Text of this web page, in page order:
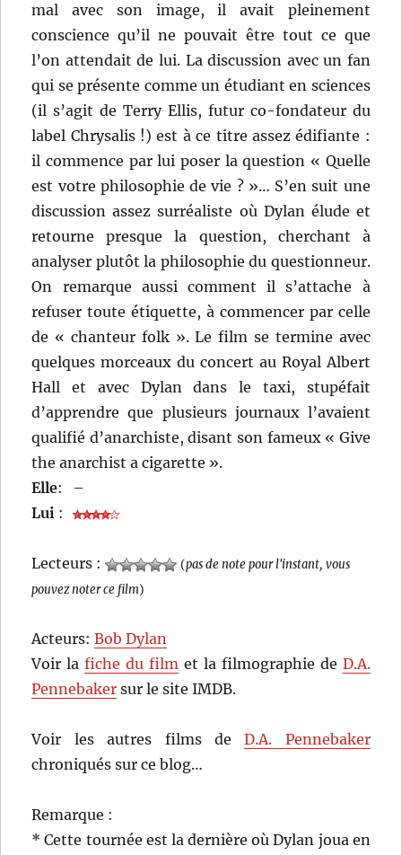
mal avec son image, il avait pleinement
conscience qu’il ne pouvait être tout ce que
l’on attendait de lui. La discussion avec un fan
qui se présente comme un étudiant en sciences
(il s’agit de Terry Ellis, futur co-fondateur du
label Chrysalis !) est à ce titre assez édifiante :
il commence par lui poser la question « Quelle
est votre philosophie de vie ? »… S’en suit une
discussion assez surréaliste où Dylan élude et
retourne presque la question, cherchant à
analyser plutôt la philosophie du questionneur.
On remarque aussi comment il s’attache à
refuser toute étiquette, à commencer par celle
de « chanteur folk ». Le film se termine avec
quelques morceaux du concert au Royal Albert
Hall et avec Dylan dans le taxi, stupéfait
d’apprendre que plusieurs journaux l’avaient
qualifié d’anarchiste, disant son fameux « Give
the anarchist a cigarette ».
Elle:
–
Lui :
Lecteurs : (pas de note pour l'instant, vous
pouvez noter ce film)
Acteurs:Bob Dylan
Voir lafiche du film et la filmographie de D.A.
Pennebaker sur le site IMDB.
Voir les autres films deD.A. Pennebaker
chroniqués sur ce blog…
Remarque :
* Cette tournée est la dernière où Dylan joua en